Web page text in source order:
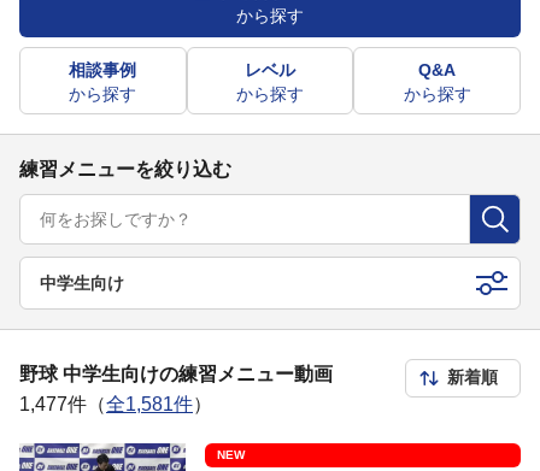
から探す
相談事例
から探す
レベル
から探す
Q&A
から探す
練習メニューを絞り込む
中学生向け
野球 中学生向けの練習メニュー動画
1,477件（全1,581件）
NEW